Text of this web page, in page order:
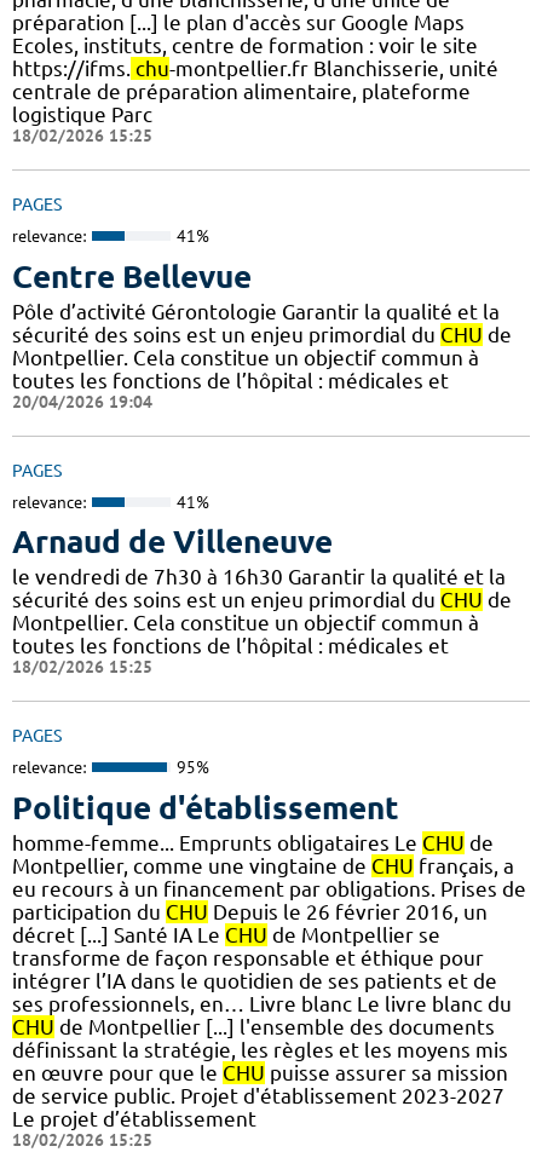
préparation [...] le plan d'accès sur Google Maps
Ecoles, instituts, centre de formation : voir le site
https://ifms. chu-montpellier.fr Blanchisserie, unité
centrale de préparation alimentaire, plateforme
logistique Parc
18/02/2026 15:25
PAGES
relevance: 41%
Centre Bellevue
Pôle d’activité Gérontologie Garantir la qualité et la
sécurité des soins est un enjeu primordial du CHU de
Montpellier. Cela constitue un objectif commun à
toutes les fonctions de l’hôpital : médicales et
20/04/2026 19:04
PAGES
relevance: 41%
Arnaud de Villeneuve
le vendredi de 7h30 à 16h30 Garantir la qualité et la
sécurité des soins est un enjeu primordial du CHU de
Montpellier. Cela constitue un objectif commun à
toutes les fonctions de l’hôpital : médicales et
18/02/2026 15:25
PAGES
relevance: 95%
Politique d'établissement
homme-femme... Emprunts obligataires Le CHU de
Montpellier, comme une vingtaine de CHU français, a
eu recours à un financement par obligations. Prises de
participation du CHU Depuis le 26 février 2016, un
décret [...] Santé IA Le CHU de Montpellier se
transforme de façon responsable et éthique pour
intégrer l’IA dans le quotidien de ses patients et de
ses professionnels, en… Livre blanc Le livre blanc du
CHU de Montpellier [...] l'ensemble des documents
définissant la stratégie, les règles et les moyens mis
en œuvre pour que le CHU puisse assurer sa mission
de service public. Projet d'établissement 2023-2027
Le projet d’établissement
18/02/2026 15:25